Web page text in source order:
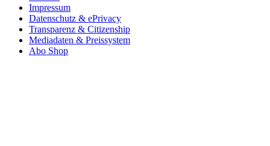
Impressum
Datenschutz & ePrivacy
Transparenz & Citizenship
Mediadaten & Preissystem
Abo Shop